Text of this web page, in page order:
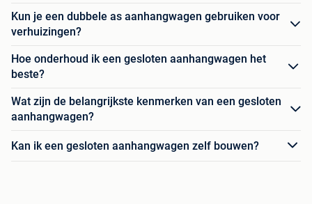
Kun je een dubbele as aanhangwagen gebruiken voor
verhuizingen?
Hoe onderhoud ik een gesloten aanhangwagen het
beste?
Wat zijn de belangrijkste kenmerken van een gesloten
aanhangwagen?
Kan ik een gesloten aanhangwagen zelf bouwen?